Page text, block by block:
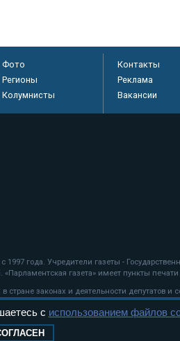
Фото
Регионы
Колумнисты
Контакты
Реклама
Вакансии
года. Учредители газеты -
газета» имеет пункты
законах и деятельности депутатов и
с использованием файлов